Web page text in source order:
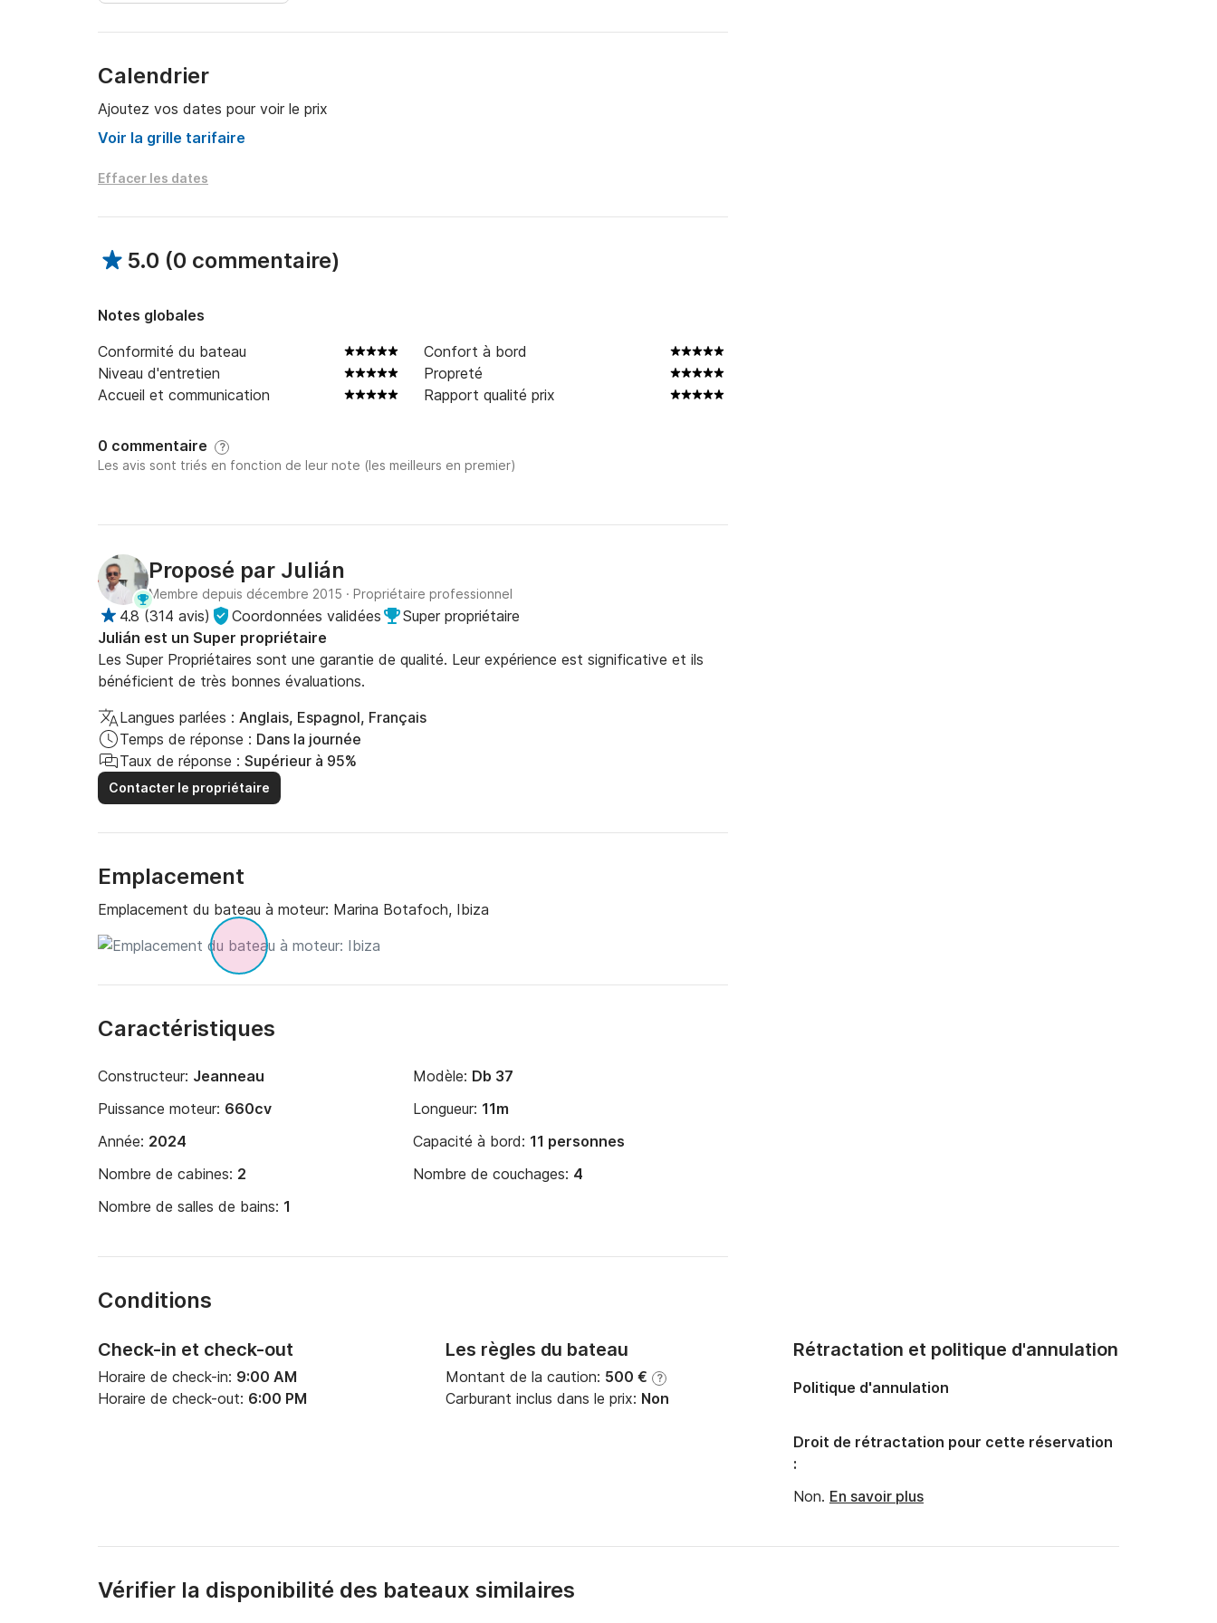
Calendrier
Ajoutez vos dates pour voir le prix
Voir la grille tarifaire
Effacer les dates
5.0 (0 commentaire)
Notes globales
Conformité du bateau
Confort à bord
Niveau d'entretien
Propreté
Accueil et communication
Rapport qualité prix
0 commentaire ?
Les avis sont triés en fonction de leur note (les meilleurs en premier)
Proposé par Julián
Membre depuis décembre 2015 · Propriétaire professionnel
4.8 (314 avis) Coordonnées validées
Super propriétaire
Julián est un Super propriétaire
Les Super Propriétaires sont une garantie de qualité. Leur expérience est significative et ils
bénéficient de très bonnes évaluations.
Langues parlées : Anglais, Espagnol, Français
Temps de réponse : Dans la journée
Taux de réponse : Supérieur à 95%
Contacter le propriétaire
Emplacement
Emplacement du bateau à moteur: Marina Botafoch, Ibiza
Caractéristiques
Constructeur: Jeanneau Modèle: Db 37
Puissance moteur: 660cv Longueur: 11m
Année: 2024 Capacité à bord: 11 personnes
Nombre de cabines: 2 Nombre de couchages: 4
Nombre de salles de bains: 1
Conditions
Check-in et check-out
Horaire de check-in: 9:00 AM
Horaire de check-out: 6:00 PM
Les règles du bateau
Montant de la caution: 500 € ?
Carburant inclus dans le prix: Non
Rétractation et politique d'annulation
Politique d'annulation
Droit de rétractation pour cette réservation
:
Non. En savoir plus
Vérifier la disponibilité des bateaux similaires